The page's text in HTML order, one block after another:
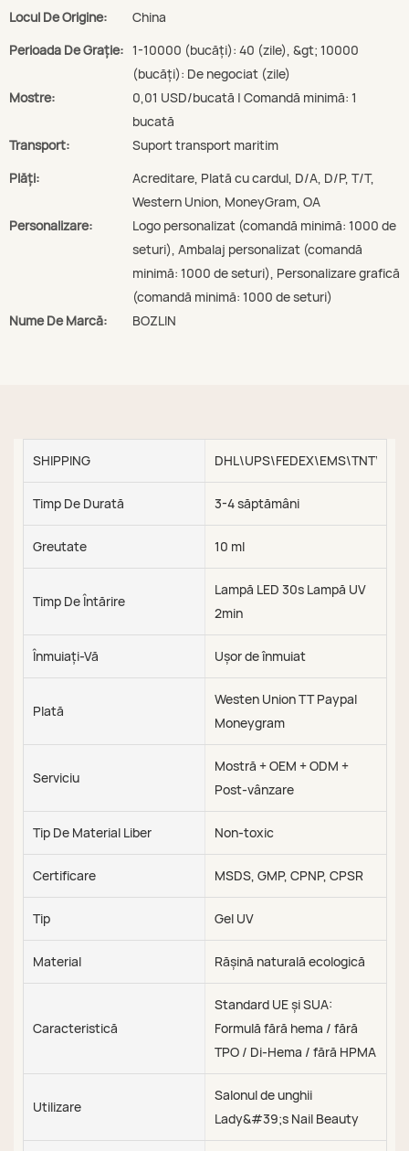
Locul De Origine:
China
Perioada De Graţie: 1-10000 (bucăți): 40 (zile), &gt; 10000
(bucăți): De negociat (zile)
Mostre:
0,01 USD/bucată | Comandă minimă: 1
bucată
Transport:
Suport transport maritim
Plăți:
Acreditare, Plată cu cardul, D/A, D/P, T/T,
Western Union, MoneyGram, OA
Personalizare:
Logo personalizat (comandă minimă: 1000 de
seturi), Ambalaj personalizat (comandă
minimă: 1000 de seturi), Personalizare grafică
(comandă minimă: 1000 de seturi)
Nume De Marcă:
BOZLIN
SHIPPING
Timp De Durată 3-4 săptămâni
Greutate 10 ml
Timp De Întărire
Lampă LED 30s Lampă UV
2min
Înmuiați-Vă Ușor de înmuiat
Plată
Westen Union TT Paypal
Moneygram
Serviciu
Mostră + OEM + ODM +
Post-vânzare
Tip De Material Liber Non-toxic
Certificare MSDS, GMP, CPNP, CPSR
Tip Gel UV
Material Rășină naturală ecologică
Caracteristică
Standard UE și SUA:
Formulă fără hema / fără
TPO / Di-Hema / fără HPMA
Utilizare
Salonul de unghii
Lady&#39;s Nail Beauty